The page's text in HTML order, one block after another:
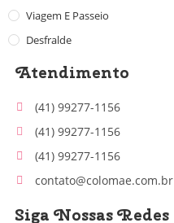
Viagem E Passeio
Desfralde
Atendimento
(41) 99277-1156
(41) 99277-1156
(41) 99277-1156
contato@colomae.com.br
Siga Nossas Redes